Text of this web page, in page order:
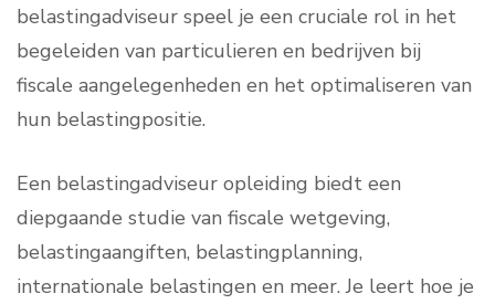
belastingadviseur speel je een cruciale rol in het
begeleiden van particulieren en bedrijven bij
fiscale aangelegenheden en het optimaliseren van
hun belastingpositie.
Een belastingadviseur opleiding biedt een
diepgaande studie van fiscale wetgeving,
belastingaangiften, belastingplanning,
internationale belastingen en meer. Je leert hoe je